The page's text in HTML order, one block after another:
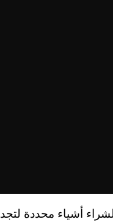
أشياء محددة لتجد